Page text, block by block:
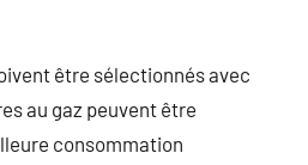
être sélectionnés avec
au gaz peuvent être
consommation